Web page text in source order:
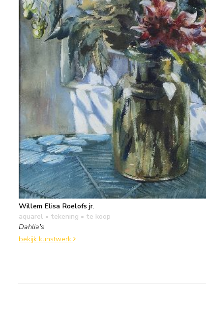
Willem Elisa Roelofs jr.
aquarel • tekening • te koop
Dahlia's
bekijk kunstwerk